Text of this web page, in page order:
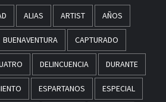
ALIAS ARTIST AÑOS
BUENAVENTURA CAPTURADO
DELINCUENCIA DURANTE
ESPARTANOS ESPECIAL